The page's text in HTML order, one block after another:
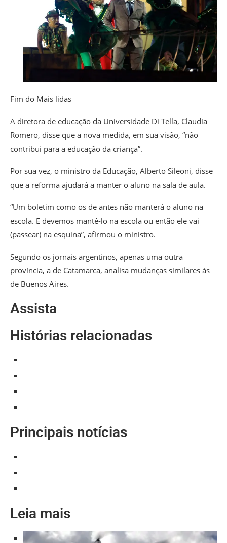
Fim do Mais lidas
A diretora de educação da Universidade Di Tella, Claudia
Romero, disse que a nova medida, em sua visão, “não
contribui para a educação da criança”.
Por sua vez, o ministro da Educação, Alberto Sileoni, disse
que a reforma ajudará a manter o aluno na sala de aula.
“Um boletim como os de antes não manterá o aluno na
escola. E devemos mantê-lo na escola ou então ele vai
(passear) na esquina”, afirmou o ministro.
Segundo os jornais argentinos, apenas uma outra
província, a de Catamarca, analisa mudanças similares às
de Buenos Aires.
Assista
Histórias relacionadas
Principais notícias
Leia mais